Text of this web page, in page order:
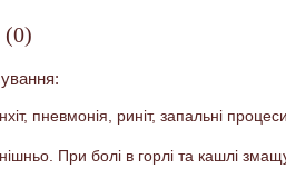
(0)
пневмонія, риніт, запальні
При болі в горлі та кашлі